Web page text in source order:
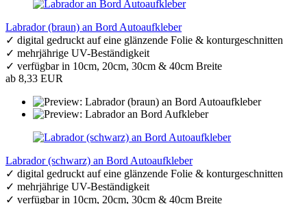
Labrador (braun) an Bord Autoaufkleber
✓ digital gedruckt auf eine glänzende Folie & konturgeschnitten
✓ mehrjährige UV-Beständigkeit
✓ verfügbar in 10cm, 20cm, 30cm & 40cm Breite
ab 8,33 EUR
Labrador (schwarz) an Bord Autoaufkleber
✓ digital gedruckt auf eine glänzende Folie & konturgeschnitten
✓ mehrjährige UV-Beständigkeit
✓ verfügbar in 10cm, 20cm, 30cm & 40cm Breite